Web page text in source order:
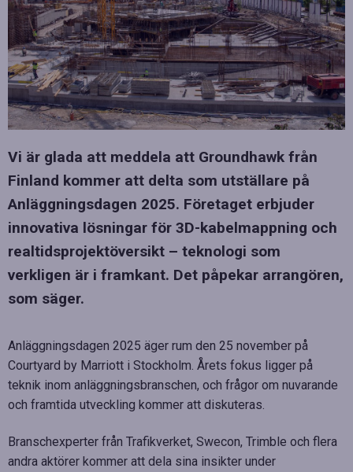
Vi är glada att meddela att Groundhawk från
Finland kommer att delta som utställare på
Anläggningsdagen 2025. Företaget erbjuder
innovativa lösningar för 3D-kabelmappning och
realtidsprojektöversikt – teknologi som
verkligen är i framkant. Det påpekar arrangören,
som säger.
Anläggningsdagen 2025 äger rum den 25 november på
Courtyard by Marriott i Stockholm. Årets fokus ligger på
teknik inom anläggningsbranschen, och frågor om nuvarande
och framtida utveckling kommer att diskuteras.
Branschexperter från Trafikverket, Swecon, Trimble och flera
andra aktörer kommer att dela sina insikter under